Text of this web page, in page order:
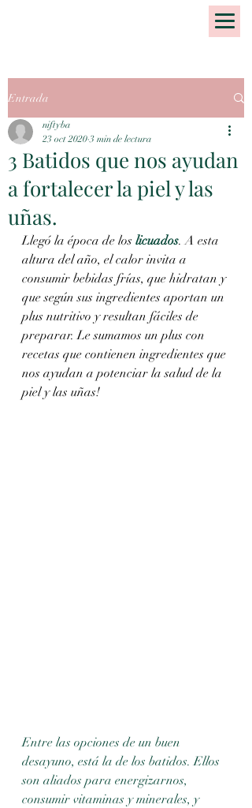
Entrada
3 Batidos que nos ayudan
a fortalecer la piel y las
uñas.
niftyba
23 oct 2020 3 min de lectura
Llegó la época de los licuados. A esta
altura del año, el calor invita a
consumir bebidas frías, que hidratan y
que según sus ingredientes aportan un
plus nutritivo y resultan fáciles de
preparar. Le sumamos un plus con
recetas que contienen ingredientes que
nos ayudan a potenciar la salud de la
piel y las uñas!
Entre las opciones de un buen
desayuno, está la de los batidos. Ellos
son aliados para energizarnos,
consumir vitaminas y minerales, y